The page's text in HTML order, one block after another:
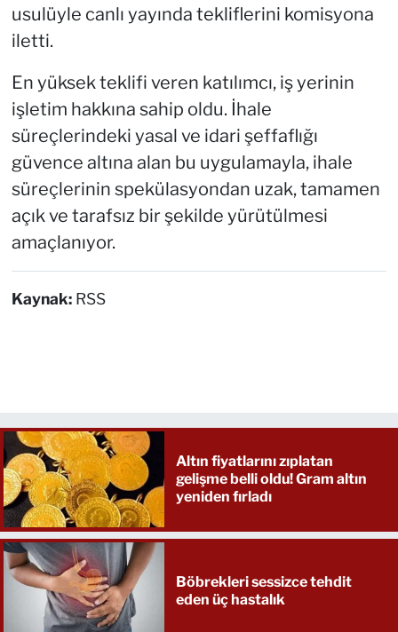
usulüyle canlı yayında tekliflerini komisyona
iletti.
En yüksek teklifi veren katılımcı, iş yerinin
işletim hakkına sahip oldu. İhale
süreçlerindeki yasal ve idari şeffaflığı
güvence altına alan bu uygulamayla, ihale
süreçlerinin spekülasyondan uzak, tamamen
açık ve tarafsız bir şekilde yürütülmesi
amaçlanıyor.
Kaynak: RSS
Altın fiyatlarını zıplatan
gelişme belli oldu! Gram altın
yeniden fırladı
Böbrekleri sessizce tehdit
eden üç hastalık